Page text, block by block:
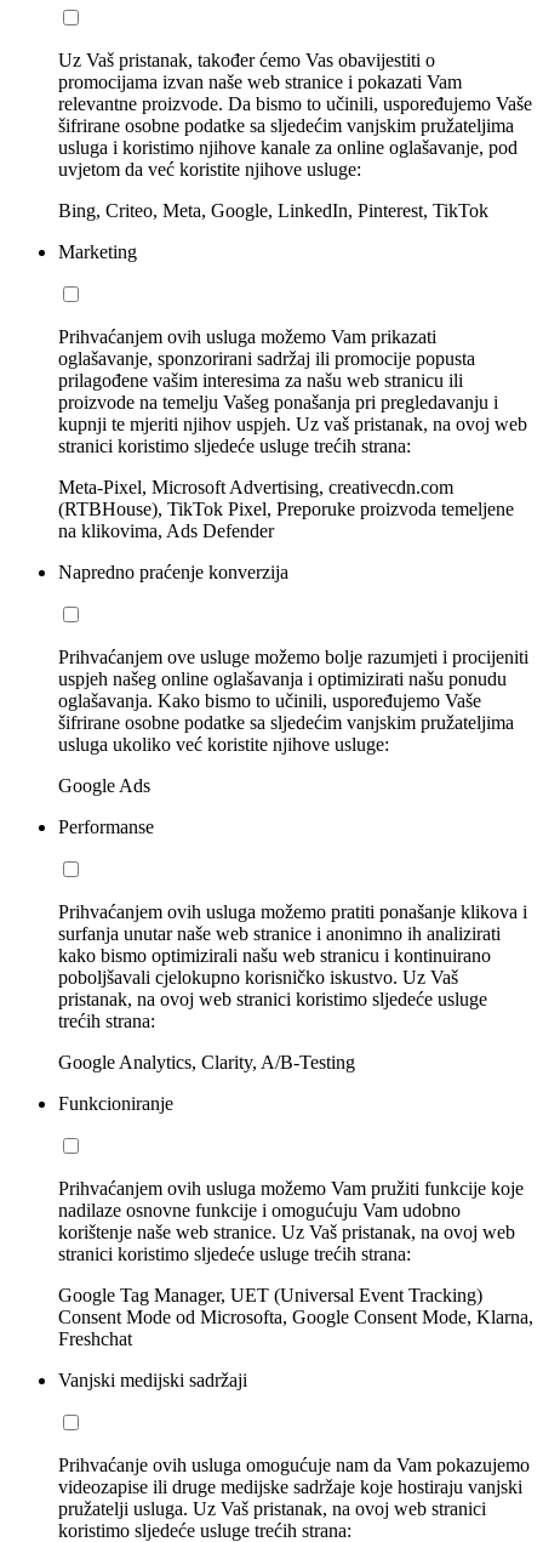
Uz Vaš pristanak, također ćemo Vas obavijestiti o
promocijama izvan naše web stranice i pokazati Vam
relevantne proizvode. Da bismo to učinili, uspoređujemo Vaše
šifrirane osobne podatke sa sljedećim vanjskim pružateljima
usluga i koristimo njihove kanale za online oglašavanje, pod
uvjetom da već koristite njihove usluge:
Bing, Criteo, Meta, Google, LinkedIn, Pinterest, TikTok
Marketing
Prihvaćanjem ovih usluga možemo Vam prikazati
oglašavanje, sponzorirani sadržaj ili promocije popusta
prilagođene vašim interesima za našu web stranicu ili
proizvode na temelju Vašeg ponašanja pri pregledavanju i
kupnji te mjeriti njihov uspjeh. Uz vaš pristanak, na ovoj web
stranici koristimo sljedeće usluge trećih strana:
Meta-Pixel, Microsoft Advertising, creativecdn.com
(RTBHouse), TikTok Pixel, Preporuke proizvoda temeljene
na klikovima, Ads Defender
Napredno praćenje konverzija
Prihvaćanjem ove usluge možemo bolje razumjeti i procijeniti
uspjeh našeg online oglašavanja i optimizirati našu ponudu
oglašavanja. Kako bismo to učinili, uspoređujemo Vaše
šifrirane osobne podatke sa sljedećim vanjskim pružateljima
usluga ukoliko već koristite njihove usluge:
Google Ads
Performanse
Prihvaćanjem ovih usluga možemo pratiti ponašanje klikova i
surfanja unutar naše web stranice i anonimno ih analizirati
kako bismo optimizirali našu web stranicu i kontinuirano
poboljšavali cjelokupno korisničko iskustvo. Uz Vaš
pristanak, na ovoj web stranici koristimo sljedeće usluge
trećih strana:
Google Analytics, Clarity, A/B-Testing
Funkcioniranje
Prihvaćanjem ovih usluga možemo Vam pružiti funkcije koje
nadilaze osnovne funkcije i omogućuju Vam udobno
korištenje naše web stranice. Uz Vaš pristanak, na ovoj web
stranici koristimo sljedeće usluge trećih strana:
Google Tag Manager, UET (Universal Event Tracking)
Consent Mode od Microsofta, Google Consent Mode, Klarna,
Freshchat
Vanjski medijski sadržaji
Prihvaćanje ovih usluga omogućuje nam da Vam pokazujemo
videozapise ili druge medijske sadržaje koje hostiraju vanjski
pružatelji usluga. Uz Vaš pristanak, na ovoj web stranici
koristimo sljedeće usluge trećih strana: